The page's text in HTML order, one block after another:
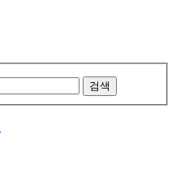
검색